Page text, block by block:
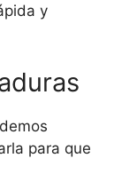
y
para que